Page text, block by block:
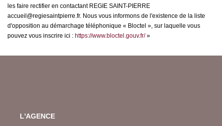
les faire rectifier en contactant REGIE SAINT-PIERRE
accueil@regiesaintpierre.fr. Nous vous informons de l'existence de la liste
d'opposition au démarchage téléphonique « Bloctel », sur laquelle vous
pouvez vous inscrire ici : https://www.bloctel.gouv.fr/»
L'AGENCE